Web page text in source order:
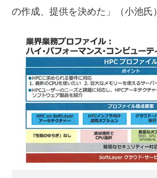
の作成、提供を決めた」（小池氏）